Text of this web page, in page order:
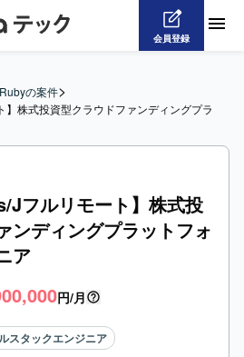
会員登録
Rubyの案件>
】株式投資型クラウドファンディングプラ
Jフルリモート】株式投
ンディングプラットフォ
ア
円/月
スタックエンジニア